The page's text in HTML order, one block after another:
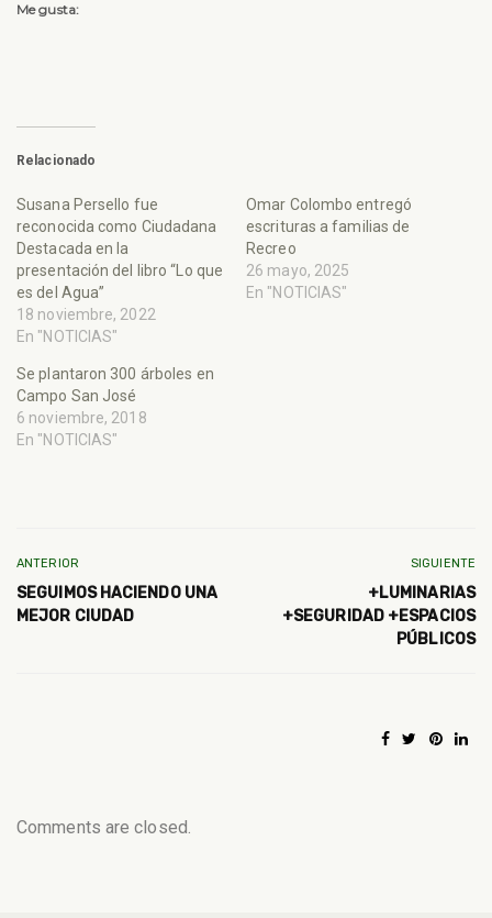
Me gusta:
Relacionado
Susana Persello fue
reconocida como Ciudadana
Destacada en la
presentación del libro “Lo que
es del Agua”
18 noviembre, 2022
En "NOTICIAS"
Omar Colombo entregó
escrituras a familias de
Recreo
26 mayo, 2025
En "NOTICIAS"
Se plantaron 300 árboles en
Campo San José
6 noviembre, 2018
En "NOTICIAS"
ANTERIOR
SEGUIMOS HACIENDO UNA
MEJOR CIUDAD
SIGUIENTE
+LUMINARIAS
+SEGURIDAD +ESPACIOS
PÚBLICOS
Comments are closed.